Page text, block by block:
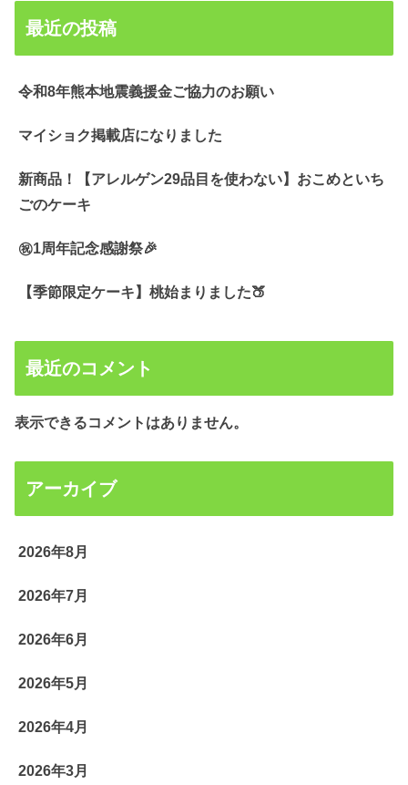
最近の投稿
令和8年熊本地震義援金ご協力のお願い
マイショク掲載店になりました
新商品！【アレルゲン29品目を使わない】おこめといち
ごのケーキ
㊗️1周年記念感謝祭🎉
【季節限定ケーキ】桃始まりました🍑
最近のコメント
表示できるコメントはありません。
アーカイブ
2026年8月
2026年7月
2026年6月
2026年5月
2026年4月
2026年3月